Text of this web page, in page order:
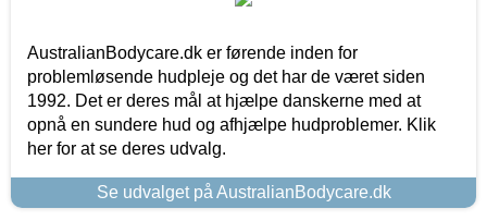
AustralianBodycare.dk er førende inden for
problemløsende hudpleje og det har de været siden
1992. Det er deres mål at hjælpe danskerne med at
opnå en sundere hud og afhjælpe hudproblemer. Klik
her for at se deres udvalg.
Se udvalget på AustralianBodycare.dk